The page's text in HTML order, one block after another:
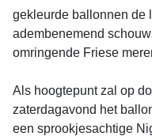
gekleurde ballonnen de
adembenemend
omringende Friese
Als hoogtepunt zal op
zaterdagavond het
een sprookjesachtige